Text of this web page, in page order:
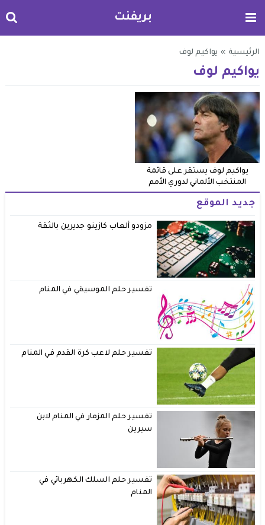
بريفنت
الرئيسية » يواكيم لوف
يواكيم لوف
يواكيم لوف يستقر على قائمة
المنتخب الألماني لدوري الأمم
جديد الموقع
مزودو ألعاب كازينو جديرين بالثقة
تفسير حلم الموسيقي في المنام
تفسير حلم لاعب كرة القدم في المنام
تفسير حلم المزمار في المنام لابن
سيرين
تفسير حلم السلك الكهربائي في
المنام